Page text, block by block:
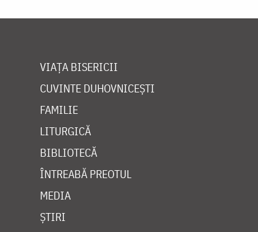
VIAȚA BISERICII
CUVINTE DUHOVNICEȘTI
FAMILIE
LITURGICĂ
BIBLIOTECĂ
ÎNTREABĂ PREOTUL
MEDIA
ȘTIRI